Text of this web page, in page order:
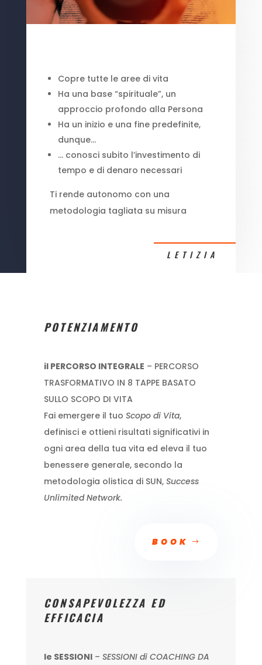
Copre tutte le aree di vita
Ha una base “spirituale”, un
approccio profondo alla Persona
Ha un inizio e una fine predefinite,
dunque…
… conosci subito l’investimento di
tempo e di denaro necessari
Ti rende autonomo con una
metodologia tagliata su misura
LETIZIA
POTENZIAMENTO
il PERCORSO INTEGRALE – PERCORSO
TRASFORMATIVO IN 8 TAPPE BASATO
SULLO SCOPO DI VITA
Fai emergere il tuo Scopo di Vita,
definisci e ottieni risultati significativi in
ogni area della tua vita ed eleva il tuo
benessere generale, secondo la
metodologia olistica di SUN, Success
Unlimited Network.
BOOK
CONSAPEVOLEZZA ED
EFFICACIA
le SESSIONI– SESSIONI di COACHING DA